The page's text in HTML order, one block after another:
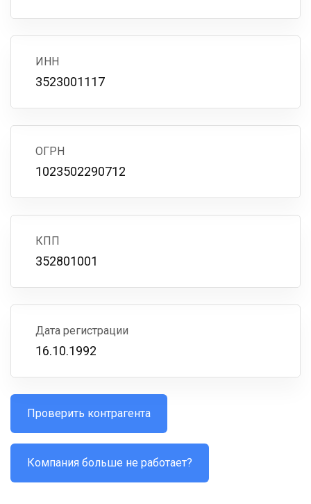
ИНН
3523001117
ОГРН
1023502290712
КПП
352801001
Дата регистрации
16.10.1992
Проверить контрагента
Компания больше не работает?